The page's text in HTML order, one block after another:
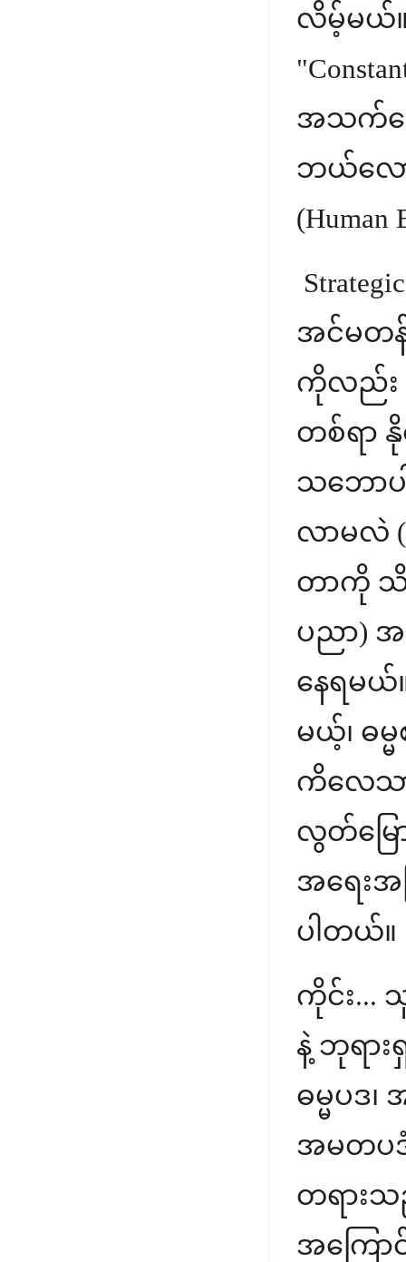
လိမ့်မယ်
အသက်သွ
ဘယ်လော
အင်မတန်
ကိုလည်း
တစ်ရာ
သဘော
လာမလဲ
တာကို သိ
ပညာ)
နေရမ
မယ့်၊ ဓမ္
ကိလေသ
လွတ်မြေ
အရေးအ
ပါတယ်။
ကိုင်း...
နဲ့ ဘုရား
ဓမ္မပဒ၊
အမတပဒံ
တရားသ
အကြော